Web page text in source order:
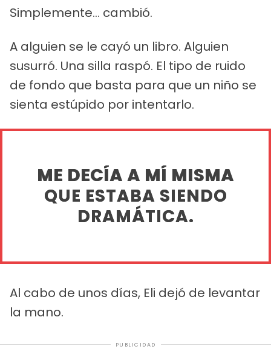
Simplemente... cambió.
A alguien se le cayó un libro. Alguien
susurró. Una silla raspó. El tipo de ruido
de fondo que basta para que un niño se
sienta estúpido por intentarlo.
ME DECÍA A MÍ MISMA
QUE ESTABA SIENDO
DRAMÁTICA.
Al cabo de unos días, Eli dejó de levantar
la mano.
PUBLICIDAD